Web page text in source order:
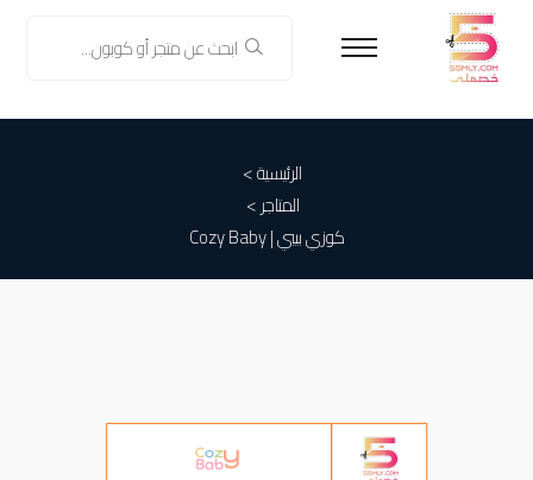
الرئيسية >
المتاجر >
كوزي بيبي | Cozy Baby